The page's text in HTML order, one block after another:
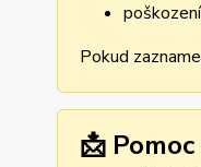
Pokud
📩